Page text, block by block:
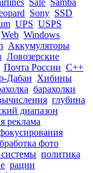
Sale Samba
Sony SSD
UPS USPS
Web Windows
Аккумуляторы
Ловозерские
Почта России С++
Дабан Хибины
барахолки
глубина
диапазон
реклама
фото
политика
рации